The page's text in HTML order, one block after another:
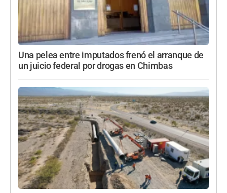
Una pelea entre imputados frenó el arranque de
un juicio federal por drogas en Chimbas